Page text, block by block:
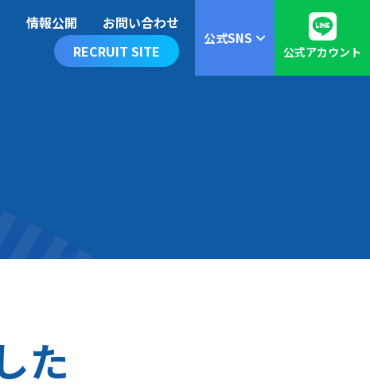
情報公開
お問い合わせ
RECRUIT SITE
公式SNS
公式アカウント
た